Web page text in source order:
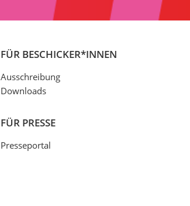
FÜR BESCHICKER*INNEN
Ausschreibung
Downloads
FÜR PRESSE
Presseportal